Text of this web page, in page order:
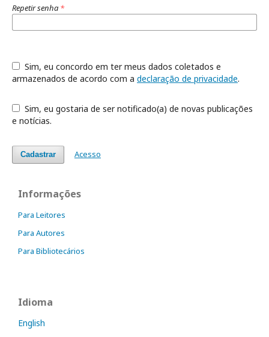
Repetir senha *
armazenados de acordo com a declaração de privacidade.
e notícias.
Cadastrar Acesso
Informações
Para Leitores
Para Autores
Para Bibliotecários
Idioma
English